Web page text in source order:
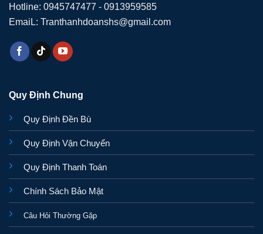
Hotline: 0945747477 - 0913959585
EmaiL: Tranthanhdoanshs@gmail.com
Quy Định Chung
Quy Định Đền Bù
Quy Định Vận Chuyển
Quy Định Thanh Toán
Chính Sách Bảo Mật
Câu Hỏi Thường Gặp